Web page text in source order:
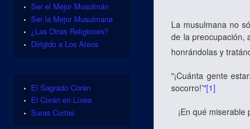
La musulmana no
de la preocupación,
honrándolas y
"¡Cuánta gente
socorro!’"[1]
¡En qué miserable
Ser el Mejor Musulmán
Ser la Mejor Musulmana
¿Las Otras Religiones?
Dirigido a Los Ateos
El Sagrado Corán
El Corán en Línea
Suras Cortas